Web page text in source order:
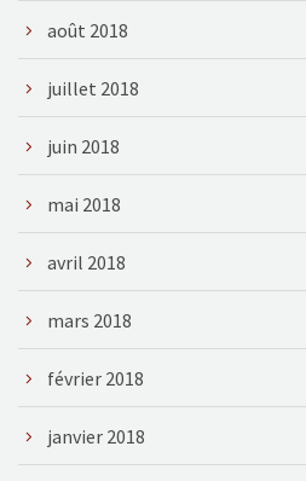
août 2018
juillet 2018
juin 2018
mai 2018
avril 2018
mars 2018
février 2018
janvier 2018